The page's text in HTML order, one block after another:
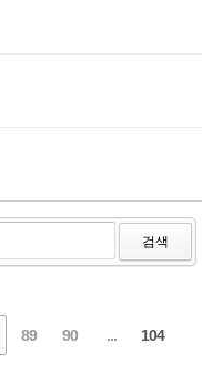
검색
89 90 ... 104